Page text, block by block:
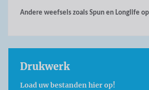
Andere weefsels zoals Spun en Longlife
Drukwerk
Load uw bestanden hier op!